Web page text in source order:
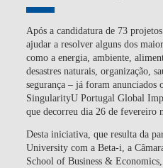
Após a candidatura de 73
ajudar a resolver alguns dos
como a energia, ambiente,
desastres naturais, organização,
segurança – já foram anunciados
SingularityU Portugal Global
que decorreu dia 26 de fevereiro
Desta iniciativa, que resulta da
University com a Beta-i, a
School of Business &